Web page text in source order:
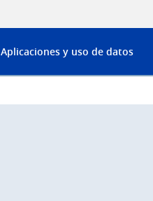
Aplicaciones y uso de datos